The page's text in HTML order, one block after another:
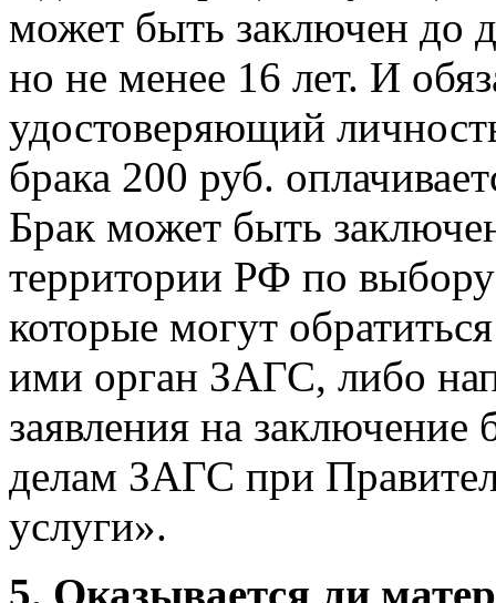
может быть заключен до
но не менее 16 лет. И
удостоверяющий
брака 200 руб.
Брак может быть
территории РФ по
которые могут
ими орган ЗАГС, либо
заявления на заключение
делам ЗАГС при
услуги».
5. Оказывается ли